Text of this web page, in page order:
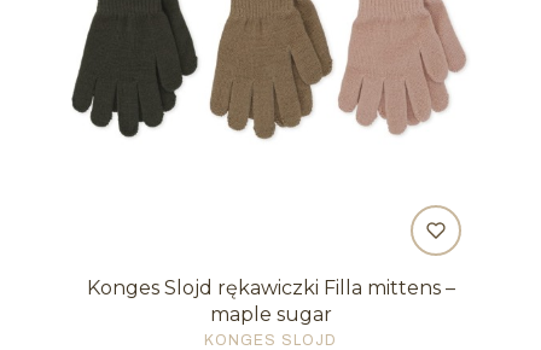
Konges Slojd rękawiczki Filla mittens –
maple sugar
PRODUCENT
KONGES SLOJD